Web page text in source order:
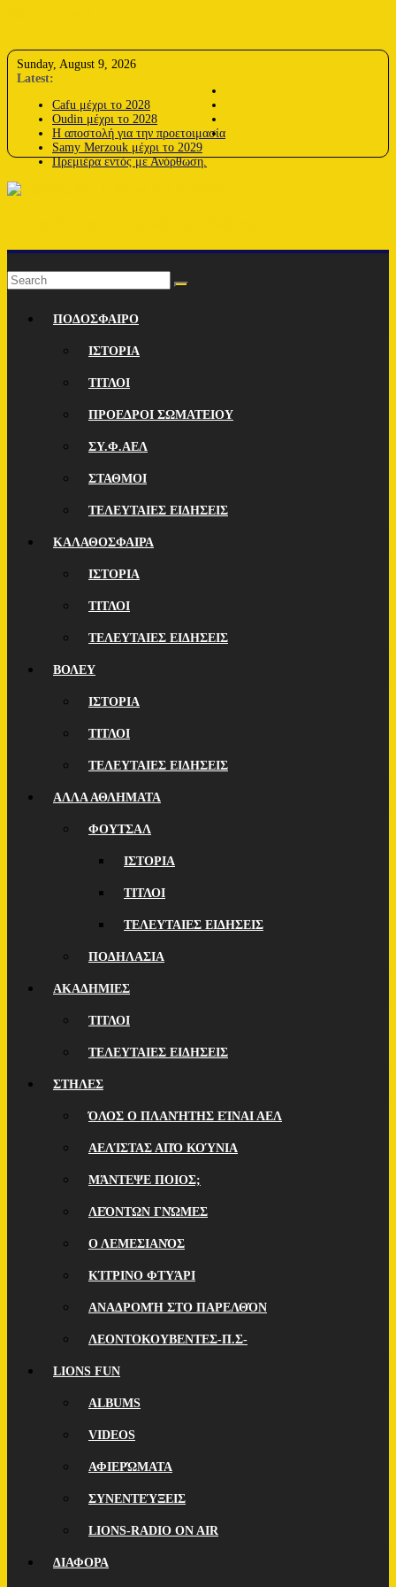
Sunday, August 9, 2026
Latest:
Cafu μέχρι το 2028
Oudin μέχρι το 2028
Η αποστολή για την προετοιμασία
Samy Merzouk μέχρι το 2029
Πρεμιέρα εντός με Ανόρθωση.
ΠΟΔΟΣΦΑΙΡΟ
ΙΣΤΟΡΙΑ
ΤΙΤΛΟΙ
ΠΡΟΕΔΡΟΙ ΣΩΜΑΤΕΙΟΥ
ΣΥ.Φ.ΑΕΛ
ΣΤΑΘΜΟΙ
ΤΕΛΕΥΤΑΙΕΣ ΕΙΔΗΣΕΙΣ
ΚΑΛΑΘΟΣΦΑΙΡΑ
ΙΣΤΟΡΙΑ
ΤΙΤΛΟΙ
ΤΕΛΕΥΤΑΙΕΣ ΕΙΔΗΣΕΙΣ
ΒΟΛΕΥ
ΙΣΤΟΡΙΑ
ΤΙΤΛΟΙ
ΤΕΛΕΥΤΑΙΕΣ ΕΙΔΗΣΕΙΣ
ΑΛΛΑ ΑΘΛΗΜΑΤΑ
ΦΟΥΤΣΑΛ
ΙΣΤΟΡΙΑ
ΤΙΤΛΟΙ
ΤΕΛΕΥΤΑΙΕΣ ΕΙΔΗΣΕΙΣ
ΠΟΔΗΛΑΣΙΑ
ΑΚΑΔΗΜΙΕΣ
ΤΙΤΛΟΙ
ΤΕΛΕΥΤΑΙΕΣ ΕΙΔΗΣΕΙΣ
ΣΤΗΛΕΣ
ΌΛΟΣ Ο ΠΛΑΝΉΤΗΣ ΕΊΝΑΙ ΑΕΛ
ΑΕΛΊΣΤΑΣ ΑΠΌ ΚΟΎΝΙΑ
ΜΆΝΤΕΨΕ ΠΟΙOΣ;
ΛΕΌΝΤΩΝ ΓΝΏΜΕΣ
Ο ΛΕΜΕΣΙΑΝΌΣ
ΚΊΤΡΙΝΟ ΦΤΥΆΡΙ
ΑΝΑΔΡΟΜΉ ΣΤΟ ΠΑΡΕΛΘΌΝ
ΛΕΟΝΤΟΚΟΥΒΕΝΤΕΣ-Π.Σ-
LIONS FUN
ALBUMS
VIDEOS
ΑΦΙΕΡΏΜΑΤΑ
ΣΥΝΕΝΤΕΎΞΕΙΣ
LIONS-RADIO ON AIR
ΔΙΑΦΟΡΑ